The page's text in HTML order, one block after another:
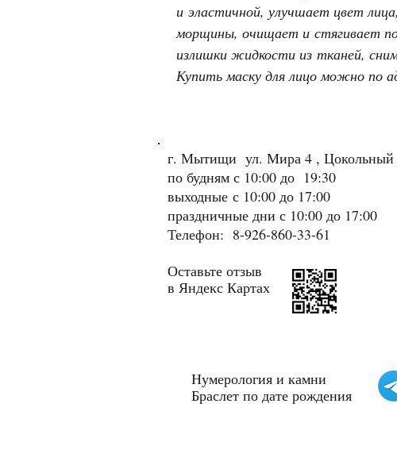
и эластичной, улучшает цвет
морщины, очищает и стягивает
излишки жидкости из тканей,
Купить маску для лицо можно по
г. Мытищи ул. Мира 4 , Цокольный
по будням с 10:00 до 19:30
выходные с 10:00 до 17:00
праздничные дни с 10:00 до 17:00
Телефон: 8-926-860-33-61
Оставьте отзыв
в Яндекс Картах
Нумерология и камни
Браслет по дате рождения